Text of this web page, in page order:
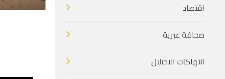
اقتصاد
صحافة عبرية
انتهاكات الاحتلال